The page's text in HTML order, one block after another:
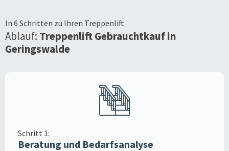
In 6 Schritten zu Ihren Treppenlift
Ablauf: Treppenlift Gebrauchtkauf in
Geringswalde
Schritt 1:
Beratung und Bedarfsanalyse